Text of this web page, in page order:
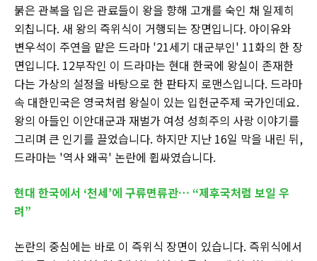
붉은 관복을 입은 관료들이 왕을 향해 고개를 숙인 채 일제히
외칩니다. 새 왕의 즉위식이 거행되는 장면입니다. 아이유와
변우석이 주연을 맡은 드라마 '21세기 대군부인' 11화의 한 장
면입니다. 12부작인 이 드라마는 현대 한국에 왕실이 존재한
다는 가상의 설정을 바탕으로 한 판타지 로맨스입니다. 드라마
속 대한민국은 영국처럼 왕실이 있는 입헌군주제 국가인데요.
왕의 아들인 이안대군과 재벌가 여성 성희주의 사랑 이야기를
그리며 큰 인기를 끌었습니다. 하지만 지난 16일 막을 내린 뒤,
드라마는 '역사 왜곡' 논란에 휩싸였습니다.
현대 한국에서 ‘천세’에 구류면류관… “제후국처럼 보일 우
려”
논란의 중심에는 바로 이 즉위식 장면이 있습니다. 즉위식에서